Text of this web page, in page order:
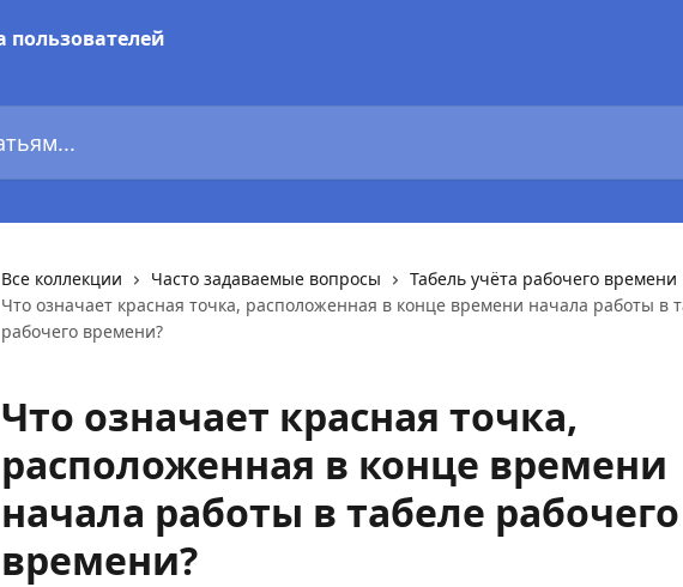
Все коллекции Часто задаваемые вопросы
Табель учёта рабочего времени
Что означает красная точка, расположенная в конце времени начала работы в
рабочего времени?
Что означает красная точка,
расположенная в конце времени
начала работы в табеле рабочего
времени?